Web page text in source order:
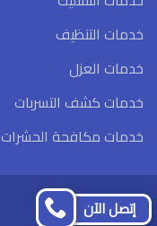
خدمات التنظيف
خدمات العزل
خدمات كشف التسربات
خدمات مكافحة الحشرات
تابعنا تابعنا إتصل الآن